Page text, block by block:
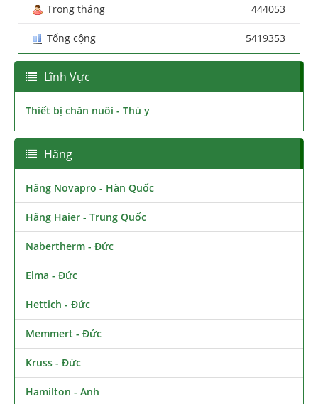
Trong tháng 444053
Tổng cộng 5419353
Lĩnh Vực
Thiết bị chăn nuôi - Thú y
Hãng
Hãng Novapro - Hàn Quốc
Hãng Haier - Trung Quốc
Nabertherm - Đức
Elma - Đức
Hettich - Đức
Memmert - Đức
Kruss - Đức
Hamilton - Anh